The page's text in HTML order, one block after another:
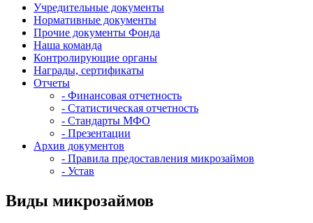
Учредительные документы
Нормативные документы
Прочие документы Фонда
Наша команда
Контролирующие органы
Награды, сертификаты
Отчеты
- Финансовая отчетность
- Статистическая отчетность
- Стандарты МФО
- Презентации
Архив документов
- Правила предоставления микрозаймов
- Устав
Виды микрозаймов